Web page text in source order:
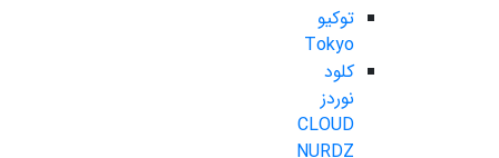
توکیو
Tokyo
کلود
نوردز
CLOUD
NURDZ